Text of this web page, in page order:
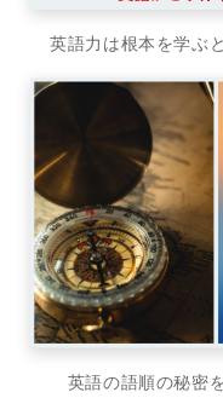
英語力は根本を学ぶ
英語の語順の秘密